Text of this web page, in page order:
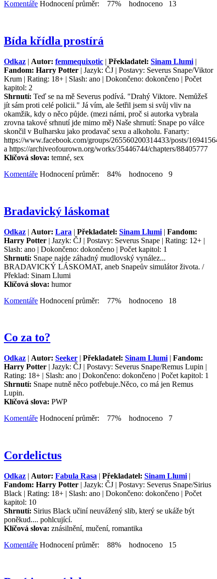
Komentáře Hodnocení průměr: 77% hodnoceno 13
Bída křídla prostírá
Odkaz | Autor: femmequixotic | Překladatel: Sinam Llumi |
Fandom: Harry Potter | Jazyk: ČJ | Postavy: Severus Snape/Viktor
Krum | Rating: 18+ | Slash: ano | Dokončeno: dokončeno | Počet
kapitol: 2
Shrnutí: Teď se na mě Severus podívá. "Drahý Viktore. Nemůžeš
jít sám proti celé policii." Já vím, ale šetřil jsem si svůj vliv na
okamžik, kdy o něco půjde. (mezi námi, proč si autorka vybrala
zrovna takové srhnutí jde mimo mě) Naše shrnutí: Snape po válce
skončil v Bulharsku jako prodavač sexu a alkoholu. Fanarty:
https://www.facebook.com/groups/265560200314433/posts/
a https://archiveofourown.org/works/35446744/chapters/88405777
Klíčová slova: temné, sex
Komentáře Hodnocení průměr: 84% hodnoceno 9
Bradavický láskomat
Odkaz | Autor: Lara | Překladatel: Sinam Llumi | Fandom:
Harry Potter | Jazyk: ČJ | Postavy: Severus Snape | Rating: 12+ |
Slash: ano | Dokončeno: dokončeno | Počet kapitol: 1
Shrnutí: Snape najde záhadný mudlovský vynález...
BRADAVICKÝ LÁSKOMAT, aneb Snapeův simulátor života. /
Překlad: Sinam Llumi
Klíčová slova: humor
Komentáře Hodnocení průměr: 77% hodnoceno 18
Co za to?
Odkaz | Autor: Seeker | Překladatel: Sinam Llumi | Fandom:
Harry Potter | Jazyk: ČJ | Postavy: Severus Snape/Remus Lupin |
Rating: 18+ | Slash: ano | Dokončeno: dokončeno | Počet kapitol: 1
Shrnutí: Snape nutně něco potřebuje.Něco, co má jen Remus
Lupin.
Klíčová slova: PWP
Komentáře Hodnocení průměr: 77% hodnoceno 7
Cordelictus
Odkaz | Autor: Fabula Rasa | Překladatel: Sinam Llumi |
Fandom: Harry Potter | Jazyk: ČJ | Postavy: Severus Snape/Sirius
Black | Rating: 18+ | Slash: ano | Dokončeno: dokončeno | Počet
kapitol: 10
Shrnutí: Sirius Black učiní neuvážený slib, který se ukáže být
poněkud.... pohlcující.
Klíčová slova: znásilnění, mučení, romantika
Komentáře Hodnocení průměr: 88% hodnoceno 15